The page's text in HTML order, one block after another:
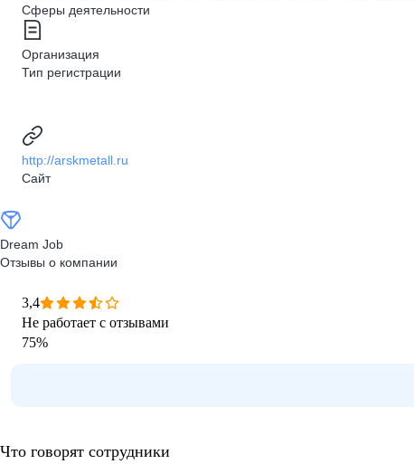
Сферы деятельности
Организация
Тип регистрации
http://arskmetall.ru
Сайт
Dream Job
Отзывы о компании
3,4
Не работает с отзывами
75%
Что говорят сотрудники